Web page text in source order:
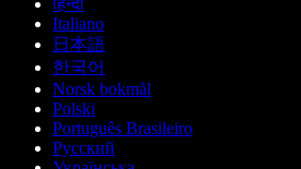
हिन्दी
Italiano
日本語
한국어
Norsk bokmål
Polski
Português Brasileiro
Русский